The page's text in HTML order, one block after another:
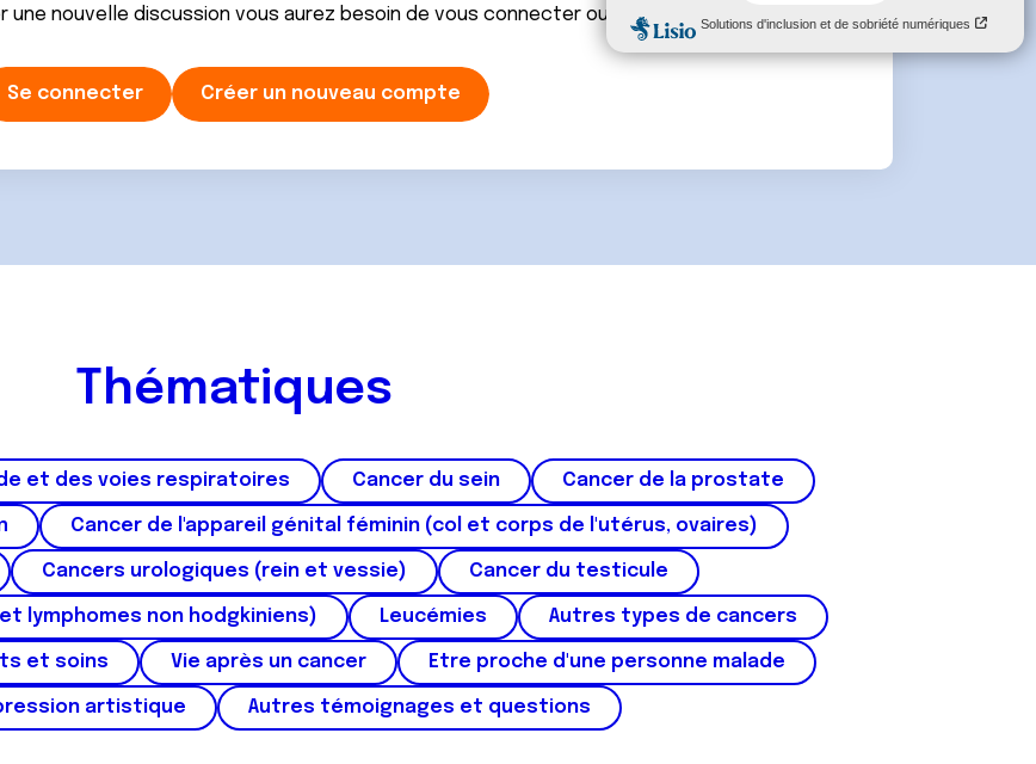
une nouvelle discussion vous aurez besoin de vous connecter ou de créer un compte.
Se connecter Créer un nouveau compte
Thématiques
et des voies respiratoires Cancer du sein Cancer de la prostate
Cancer de l'appareil génital féminin (col et corps de l'utérus, ovaires)
Cancers urologiques (rein et vessie) Cancer du testicule
lymphomes non hodgkiniens) Leucémies Autres types de cancers
et soins Vie après un cancer Etre proche d'une personne malade
artistique Autres témoignages et questions